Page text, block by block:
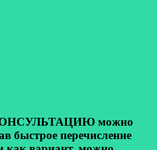
КОНСУЛЬТАЦИЮ можно
быстрое перечисление